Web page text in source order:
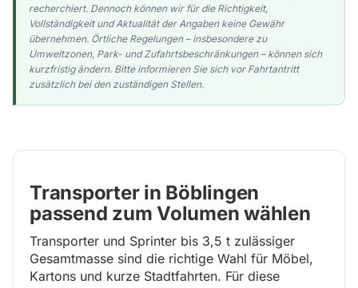
recherchiert. Dennoch können wir für die Richtigkeit,
Vollständigkeit und Aktualität der Angaben keine Gewähr
übernehmen. Örtliche Regelungen – insbesondere zu
Umweltzonen, Park- und Zufahrtsbeschränkungen – können sich
kurzfristig ändern. Bitte informieren Sie sich vor Fahrtantritt
zusätzlich bei den zuständigen Stellen.
Transporter in Böblingen
passend zum Volumen wählen
Transporter und Sprinter bis 3,5 t zulässiger
Gesamtmasse sind die richtige Wahl für Möbel,
Kartons und kurze Stadtfahrten. Für diese